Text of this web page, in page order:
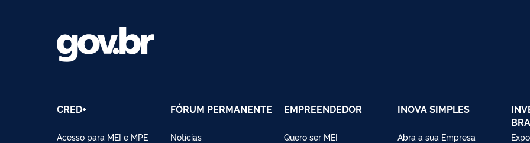
CRED+
Acesso para MEI e MPE
FÓRUM PERMANENTE
Notícias
EMPREENDEDOR
Quero ser MEI
INOVA SIMPLES
Abra a sua Empresa